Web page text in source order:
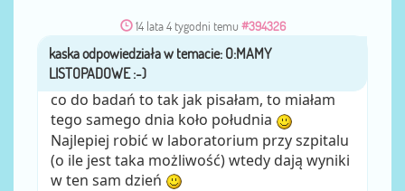
14 lata 4 tygodni temu #394326
przezkaska
co do badań to tak jak pisałam, to miałam
tego samego dnia koło południa
Najlepiej robić w laboratorium przy szpitalu
(o ile jest taka możliwość) wtedy dają wyniki
w ten sam dzień